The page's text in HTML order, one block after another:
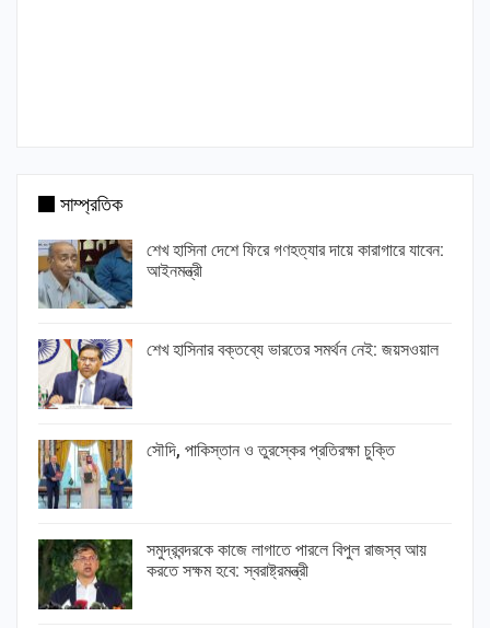
সাম্প্রতিক
শেখ হাসিনা দেশে ফিরে গণহত্যার দায়ে কারাগারে যাবেন:
আইনমন্ত্রী
শেখ হাসিনার বক্তব্যে ভারতের সমর্থন নেই: জয়সওয়াল
সৌদি, পাকিস্তান ও তুরস্কের প্রতিরক্ষা চুক্তি
সমুদ্রবন্দরকে কাজে লাগাতে পারলে বিপুল রাজস্ব আয়
করতে সক্ষম হবে: স্বরাষ্ট্রমন্ত্রী